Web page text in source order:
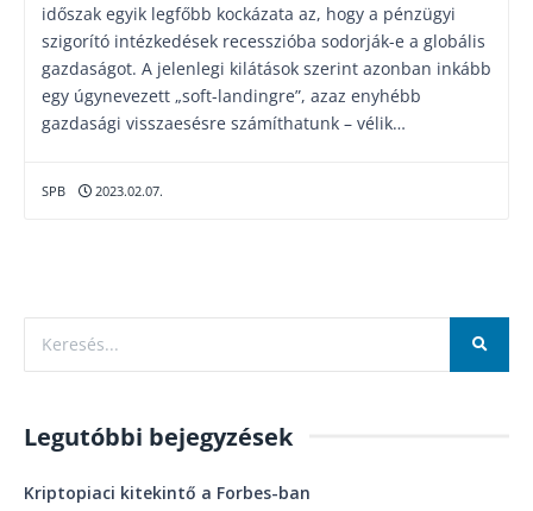
időszak egyik legfőbb kockázata az, hogy a pénzügyi
szigorító intézkedések recesszióba sodorják-e a globális
gazdaságot. A jelenlegi kilátások szerint azonban inkább
egy úgynevezett „soft-landingre”, azaz enyhébb
gazdasági visszaesésre számíthatunk – vélik…
SPB 2023.02.07.
Legutóbbi bejegyzések
Kriptopiaci kitekintő a Forbes-ban